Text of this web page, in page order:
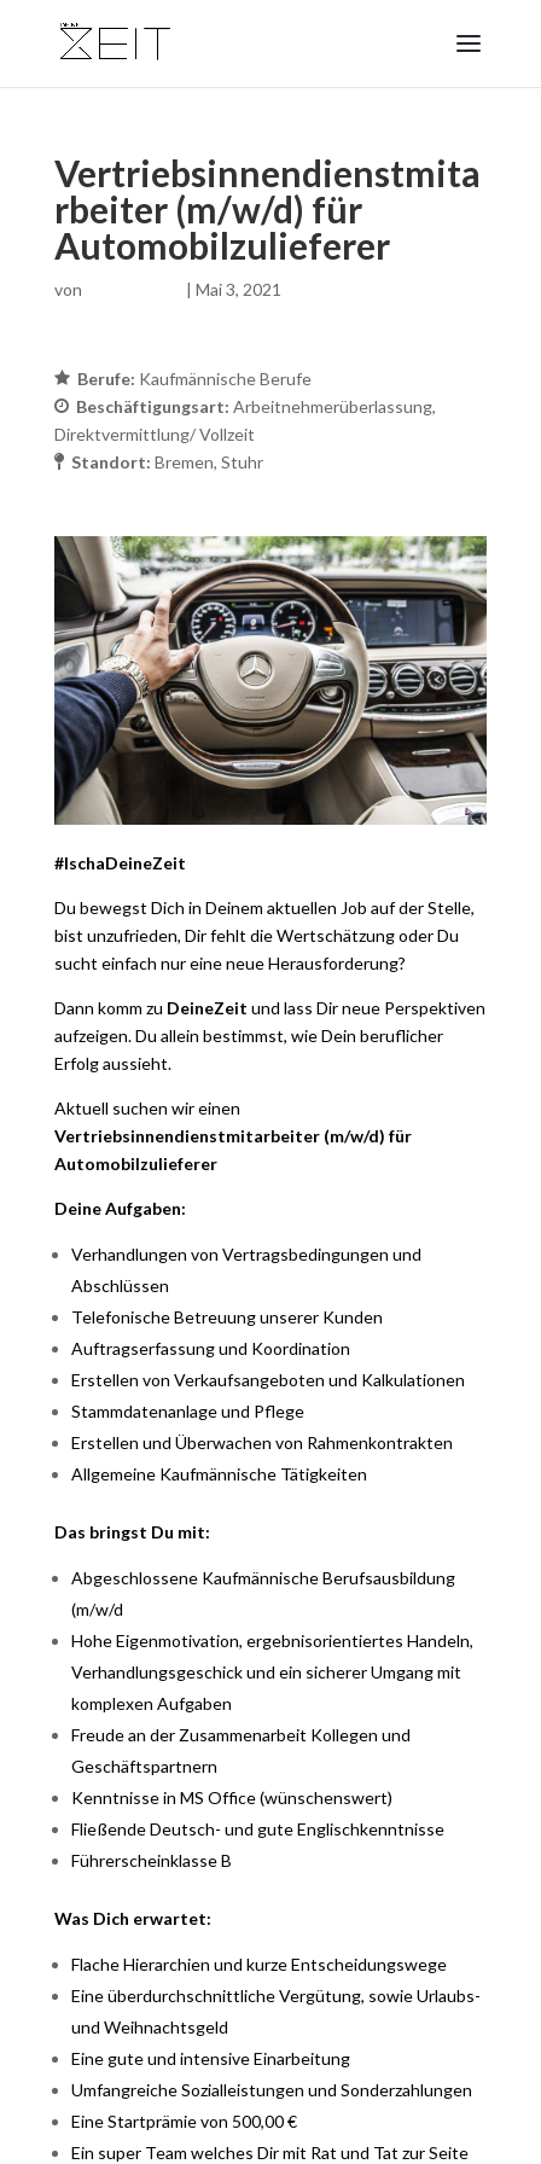
Vertriebsinnendienstmita
rbeiter (m/w/d) für
Automobilzulieferer
von | Mai 3, 2021
Berufe: Kaufmännische Berufe
Beschäftigungsart: Arbeitnehmerüberlassung
Direktvermittlung/ Vollzeit
Standort: Bremen Stuhr
#IschaDeineZeit
Du bewegst Dich in Deinem aktuellen Job auf der Stelle,
bist unzufrieden, Dir fehlt die Wertschätzung oder Du
sucht einfach nur eine neue Herausforderung?
Dann komm zu DeineZeit und lass Dir neue Perspektiven
aufzeigen. Du allein bestimmst, wie Dein beruflicher
Erfolg aussieht.
Aktuell suchen wir einen
Vertriebsinnendienstmitarbeiter (m/w/d) für
Automobilzulieferer
Deine Aufgaben:
Verhandlungen von Vertragsbedingungen und
Abschlüssen
Telefonische Betreuung unserer Kunden
Auftragserfassung und Koordination
Erstellen von Verkaufsangeboten und Kalkulationen
Stammdatenanlage und Pflege
Erstellen und Überwachen von Rahmenkontrakten
Allgemeine Kaufmännische Tätigkeiten
Das bringst Du mit:
Abgeschlossene Kaufmännische Berufsausbildung
(m/w/d
Hohe Eigenmotivation, ergebnisorientiertes Handeln,
Verhandlungsgeschick und ein sicherer Umgang mit
komplexen Aufgaben
Freude an der Zusammenarbeit Kollegen und
Geschäftspartnern
Kenntnisse in MS Office (wünschenswert)
Fließende Deutsch- und gute Englischkenntnisse
Führerscheinklasse B
Was Dich erwartet:
Flache Hierarchien und kurze Entscheidungswege
Eine überdurchschnittliche Vergütung, sowie Urlaubs-
und Weihnachtsgeld
Eine gute und intensive Einarbeitung
Umfangreiche Sozialleistungen und Sonderzahlungen
Eine Startprämie von 500,00 €
Ein super Team welches Dir mit Rat und Tat zur Seite